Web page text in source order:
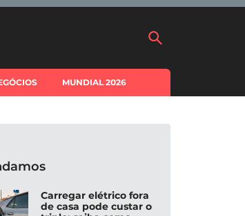
MUNDIAL 2026
Carregar elétrico fora
de casa pode custar o